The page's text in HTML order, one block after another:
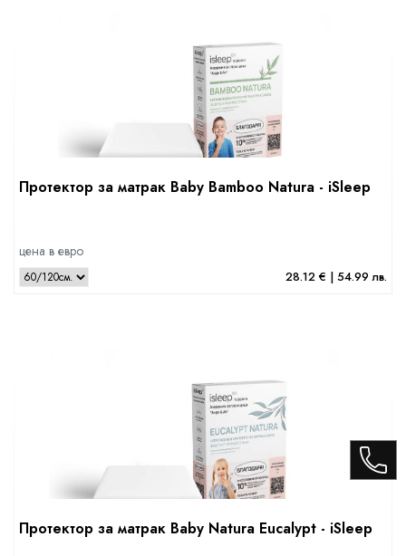
Протектор за матрак Baby Bamboo Natura - iSleep
цена в евро
28.12 € | 54.99 лв.
Протектор за матрак Baby Natura Eucalypt - iSleep